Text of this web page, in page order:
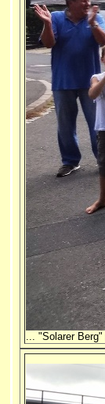
... "Solarer Berg"